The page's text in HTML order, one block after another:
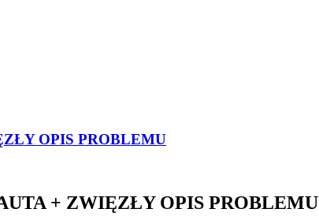
OPIS PROBLEMU
+ ZWIĘZŁY OPIS PROBLEMU